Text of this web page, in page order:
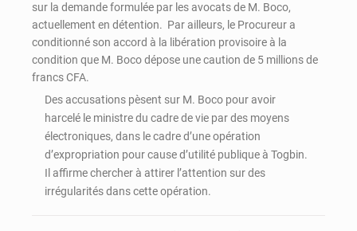
sur la demande formulée par les avocats de M. Boco,
actuellement en détention. Par ailleurs, le Procureur a
conditionné son accord à la libération provisoire à la
condition que M. Boco dépose une caution de 5 millions de
francs CFA.
Des accusations pèsent sur M. Boco pour avoir
harcelé le ministre du cadre de vie par des moyens
électroniques, dans le cadre d’une opération
d’expropriation pour cause d’utilité publique à Togbin.
Il affirme chercher à attirer l’attention sur des
irrégularités dans cette opération.